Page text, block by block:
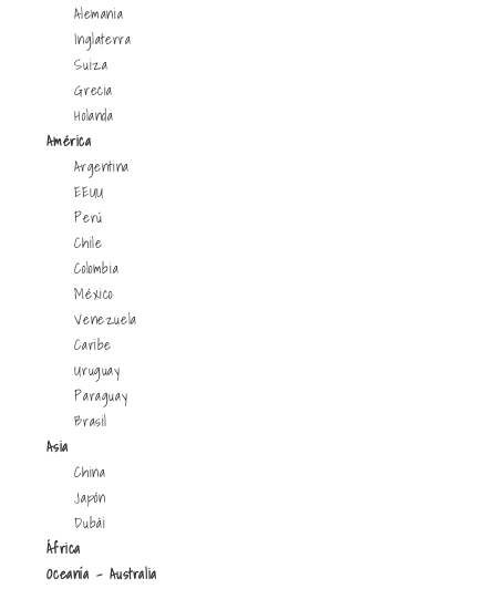
Alemania
Inglaterra
Suiza
Grecia
Holanda
América
Argentina
EEUU
Perú
Chile
Colombia
México
Venezuela
Caribe
Uruguay
Paraguay
Brasil
Asia
China
Japón
Dubái
África
Oceanía - Australia